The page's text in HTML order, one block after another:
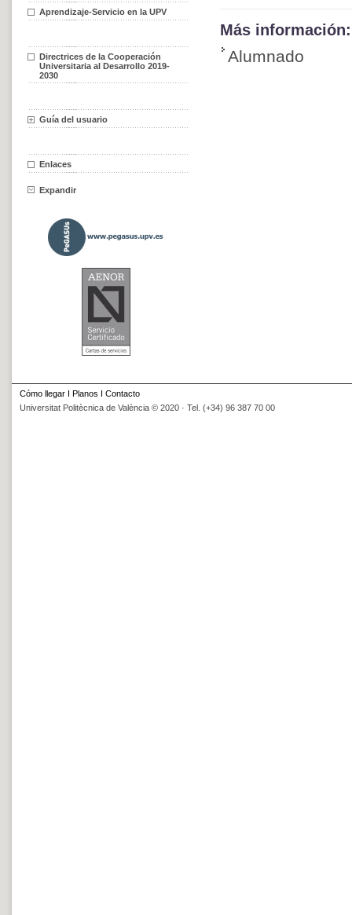
Aprendizaje-Servicio en la UPV
Directrices de la Cooperación
Universitaria al Desarrollo 2019-
2030
Guía del usuario
Enlaces
Expandir
Más información:
Alumnado
Cómo llegar I Planos I Contacto
Universitat Politècnica de València © 2020 · Tel. (+34) 96 387 70 00